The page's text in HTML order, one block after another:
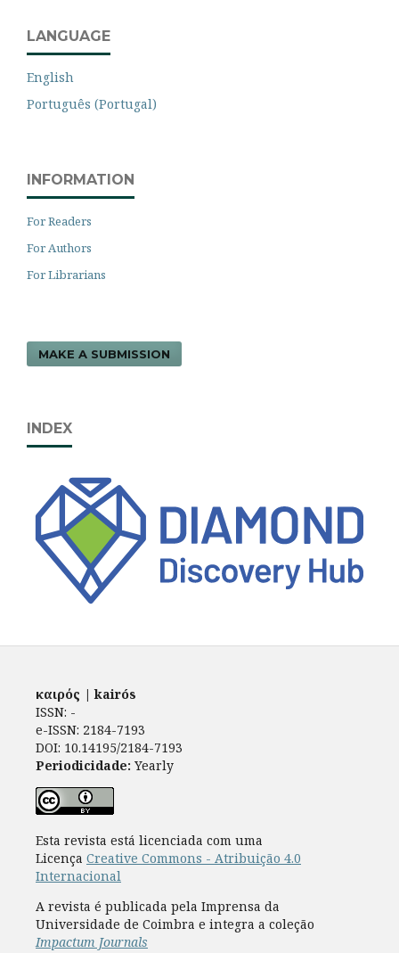
LANGUAGE
English
Português (Portugal)
INFORMATION
For Readers
For Authors
For Librarians
MAKE A SUBMISSION
INDEX
καιρός | kairós
ISSN: -
e-ISSN: 2184-7193
DOI: 10.14195/2184-7193
Periodicidade: Yearly
Esta revista está licenciada com uma
Licença Creative Commons - Atribuição 4.0
Internacional
A revista é publicada pela Imprensa da
Universidade de Coimbra e integra a coleção
Impactum Journals